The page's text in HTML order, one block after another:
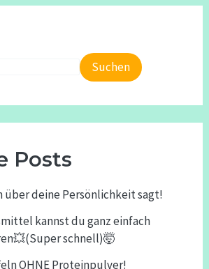
Suchen
Posts
über deine Persönlichkeit sagt!
kannst du ganz einfach
schnell)🤯
OHNE Proteinpulver!